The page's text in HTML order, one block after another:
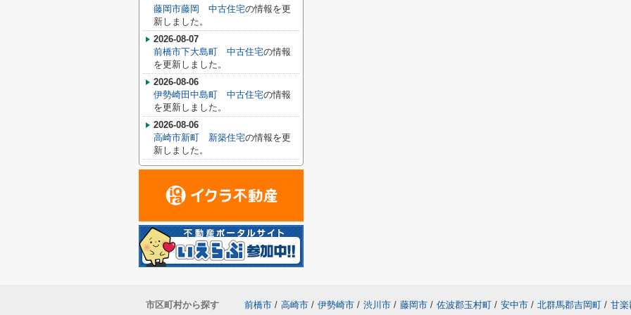
藤岡市藤岡 中古住宅の情報を更
新しました。
2026-08-07
前橋市下大島町 中古住宅の情報
を更新しました。
2026-08-06
伊勢崎田中島町 中古住宅の情報
を更新しました。
2026-08-06
高崎市新町 新築住宅の情報を更
新しました。
市区町村から探す 前橋市 / 高崎市 / 伊勢崎市 / 渋川市 / 藤岡市 / 佐波郡玉村町 / 安中市 / 北群馬郡吉岡町 / 甘楽